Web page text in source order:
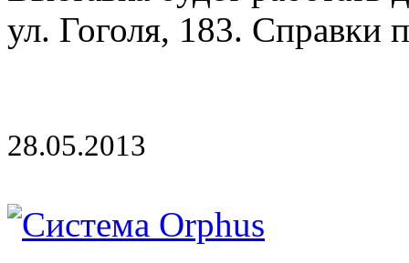
ул. Гоголя, 183. Справки
28.05.2013